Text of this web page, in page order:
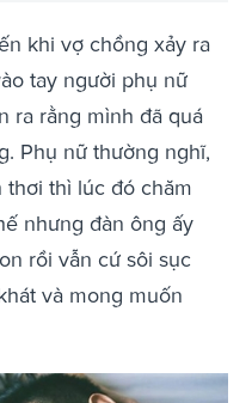
khi vợ chồng xảy ra
tay người phụ nữ
ra rằng mình đã quá
Phụ nữ thường nghĩ,
thì lúc đó chăm
nhưng đàn ông ấy
rồi vẫn cứ sôi sục
và mong muốn